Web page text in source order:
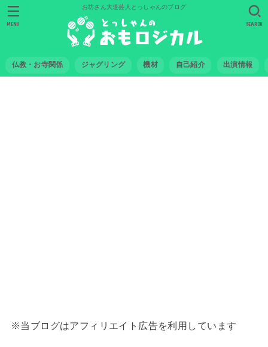
お坊さん大道芸人とっしゃんのブログ
仏教・お寺関係 ジャグリング 機材 自己紹介 出演情報
SEARCH
MENU
※当ブログはアフィリエイト広告を利用しています